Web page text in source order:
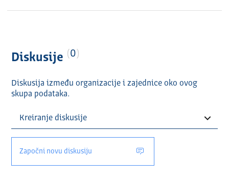
Diskusije 0
Diskusija između organizacije i zajednice oko ovog
skupa podataka.
Započni novu diskusiju